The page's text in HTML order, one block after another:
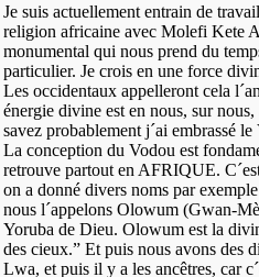
Je suis actuellement entrain de
religion africaine avec Molefi Kete
monumental qui nous prend du
particulier. Je crois en une force
Les occidentaux appelleront cela
énergie divine est en nous, sur
savez probablement j´ai embrassé
La conception du Vodou est
retrouve partout en AFRIQUE.
on a donné divers noms par
nous l´appelons Olowum (Gwan-
Yoruba de Dieu. Olowum est la
des cieux.” Et puis nous avons des
Lwa, et puis il y a les ancêtres, car